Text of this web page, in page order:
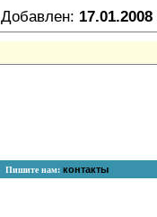
Добавлен: 17.01.2008
Пишите нам: контакты